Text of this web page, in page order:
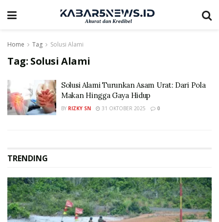
Home Tag Solusi Alami
Tag: Solusi Alami
Solusi Alami Turunkan Asam Urat: Dari Pola
Makan Hingga Gaya Hidup
BY RIZKY SN 31 OKTOBER 2025 0
TRENDING